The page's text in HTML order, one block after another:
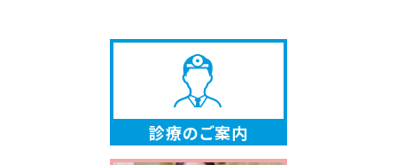
診療のご案内